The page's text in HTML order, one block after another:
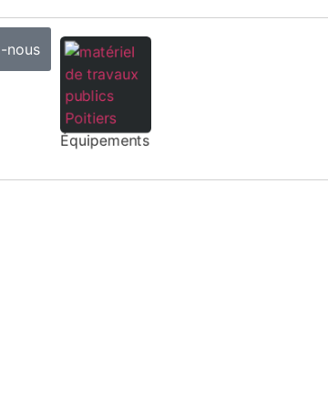
nous
Équipements